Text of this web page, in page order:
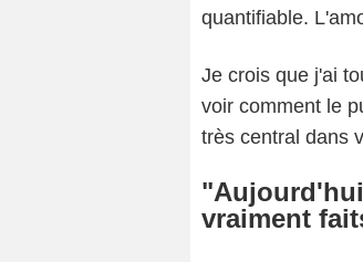
quantifiable.
Je crois que j'ai
voir comment le
très central dans
vraiment